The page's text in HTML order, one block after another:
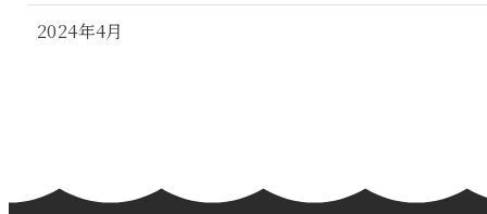
2024年4月
2024年1月